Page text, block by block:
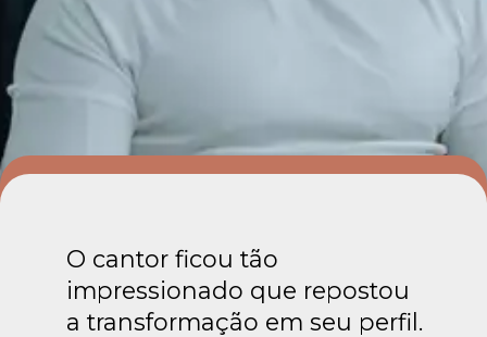
O cantor ficou tão
impressionado que repostou
a transformação em seu perfil.